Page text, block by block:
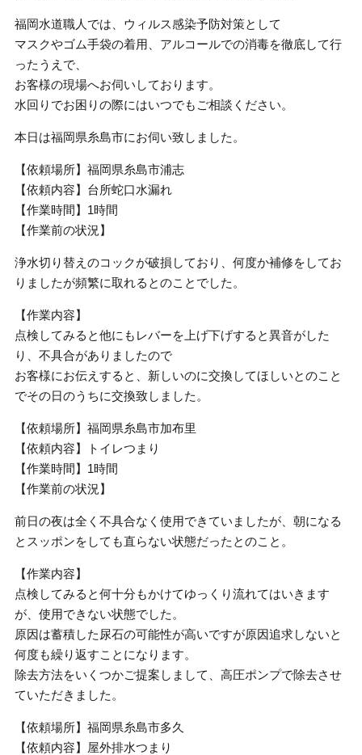
福岡水道職人では、ウィルス感染予防対策として
マスクやゴム手袋の着用、アルコールでの消毒を徹底して行
ったうえで、
お客様の現場へお伺いしております。
水回りでお困りの際にはいつでもご相談ください。
本日は福岡県糸島市にお伺い致しました。
【依頼場所】福岡県糸島市浦志
【依頼内容】台所蛇口水漏れ
【作業時間】1時間
【作業前の状況】
浄水切り替えのコックが破損しており、何度か補修をしてお
りましたが頻繁に取れるとのことでした。
【作業内容】
点検してみると他にもレバーを上げ下げすると異音がした
り、不具合がありましたので
お客様にお伝えすると、新しいのに交換してほしいとのこと
でその日のうちに交換致しました。
【依頼場所】福岡県糸島市加布里
【依頼内容】トイレつまり
【作業時間】1時間
【作業前の状況】
前日の夜は全く不具合なく使用できていましたが、朝になる
とスッポンをしても直らない状態だったとのこと。
【作業内容】
点検してみると何十分もかけてゆっくり流れてはいきます
が、使用できない状態でした。
原因は蓄積した尿石の可能性が高いですが原因追求しないと
何度も繰り返すことになります。
除去方法をいくつかご提案しまして、高圧ポンプで除去させ
ていただきました。
【依頼場所】福岡県糸島市多久
【依頼内容】屋外排水つまり